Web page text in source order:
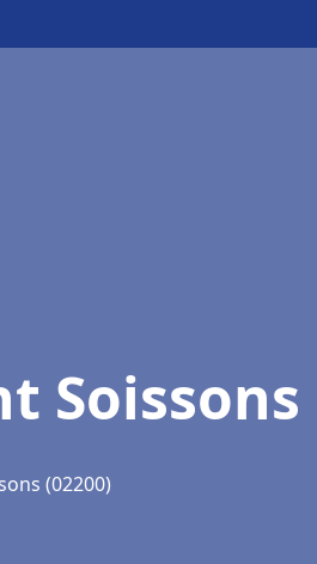
Soissons
(02200)